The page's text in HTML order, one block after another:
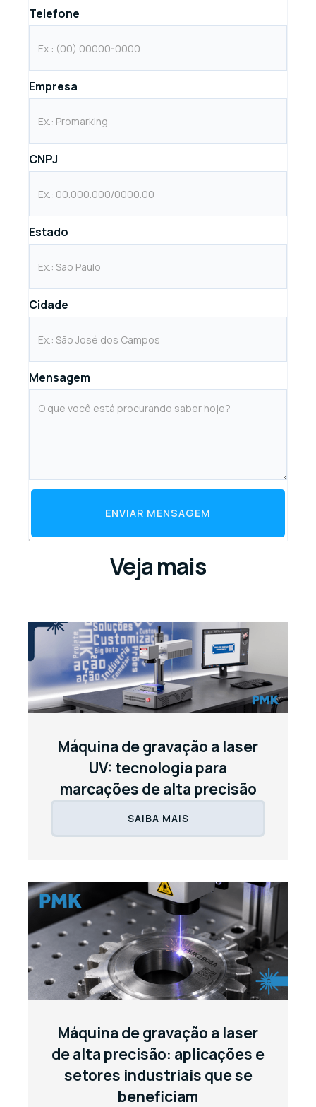
Telefone
Empresa
CNPJ
Estado
Cidade
Mensagem
ENVIAR MENSAGEM
Veja mais
Máquina de gravação a laser
UV: tecnologia para
marcações de alta precisão
SAIBA MAIS
Máquina de gravação a laser
de alta precisão: aplicações e
setores industriais que se
beneficiam